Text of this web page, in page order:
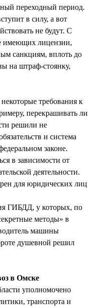
переходный период.
в силу, а вот
не будут. С
имеющих лицензии,
санкциям, вплоть до
на штраф-стоянку,
требования к
перекрашивать ли
решили не
и система
законе.
в зависимости от
деятельности.
для юридических лиц
ГИБДД, у которых, по
методы» в
машины
душевной решил
в Омске
уполномочено
транспорта и